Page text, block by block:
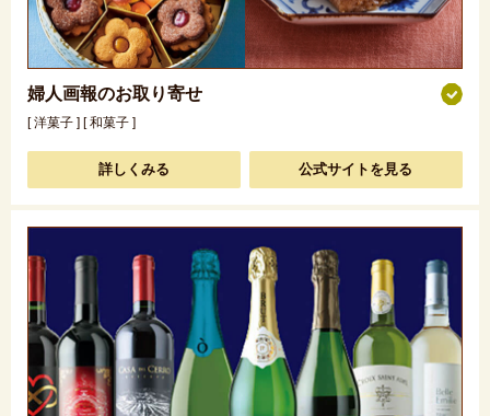
婦人画報のお取り寄せ
[ 洋菓子 ] [ 和菓子 ]
詳しくみる 公式サイトを見る